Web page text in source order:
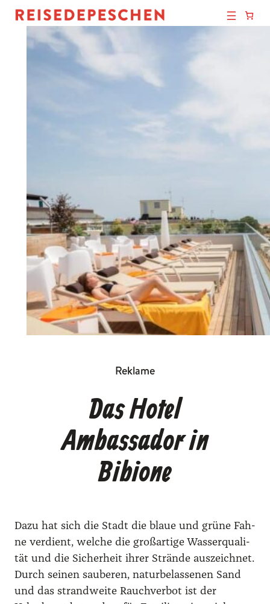
Reklame
Das Hotel
Ambassador in
Bibione
Dazu hat sich die Stadt die blaue und grü­ne Fah­
ne ver­dient, wel­che die groß­ar­ti­ge Was­ser­qua­li­
tät und die Sicher­heit ihrer Strän­de aus­zeich­net.
Durch sei­nen sau­be­ren, natur­be­las­se­nen Sand
und das strand­wei­te Rauch­ver­bot ist der